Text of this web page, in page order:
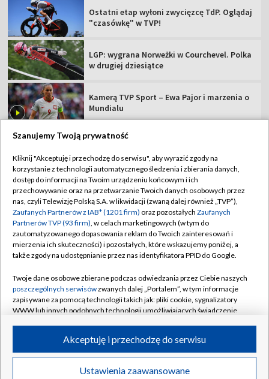
Transmisje Wideo
Ostatni etap wyłoni zwycięzcę TdP. Oglądaj
"czasówkę" w TVP!
LGP: wygrana Norweżki w Courchevel. Polka
w drugiej dziesiątce
Kamerą TVP Sport – Ewa Pajor i marzenia o
Mundialu
TVP
Abonament TVP
Sklep TVP
Biuro Reklamy
Oferta Handlowa
Emisja w TVP
Rada Programowa
Ogłoszenia przetargowe
Akademia Telewizyjna
Regulamin TVP
Polityka prywatności
Moje zgody
Biuro reklamy
Kanały
©2026 Telewizja Polska Spółka Akcyjna w likwidacji
Szanujemy Twoją prywatność
Kliknij "Akceptuję i przechodzę do serwisu", aby wyrazić zgody na
korzystanie z technologii automatycznego śledzenia i zbierania danych,
dostęp do informacji na Twoim urządzeniu końcowym i ich
przechowywanie oraz na przetwarzanie Twoich danych osobowych przez
nas, czyli Telewizję Polską S.A. w likwidacji (zwaną dalej również „TVP”),
Zaufanych Partnerów z IAB* (1201 firm) oraz pozostałych Zaufanych
Partnerów TVP (93 firm), w celach marketingowych (w tym do
zautomatyzowanego dopasowania reklam do Twoich zainteresowań i
mierzenia ich skuteczności) i pozostałych, które wskazujemy poniżej, a
także zgody na udostępnianie przez nas identyfikatora PPID do Google.
Twoje dane osobowe zbierane podczas odwiedzania przez Ciebie naszych
poszczególnych serwisówzwanych dalej „Portalem”, w tym informacje
zapisywane za pomocą technologii takich jak: pliki cookie, sygnalizatory
WWW lub innych podobnych technologii umożliwiających świadczenie
ruchu w Internecie.
Twoje dane osobowe zbierane podczas odwiedzania przez Ciebie
poszczególnych serwisówna Portalu, takie jak adresy IP, identyfikatory
Ustawienia zaawansowane
Akceptuję i przechodzę do serwisu